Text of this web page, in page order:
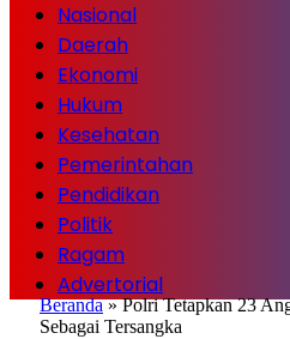
Nasional
Daerah
Ekonomi
Hukum
Kesehatan
Pemerintahan
Pendidikan
Politik
Ragam
Advertorial
Beranda»Polri Tetapkan 23
Sebagai Tersangka